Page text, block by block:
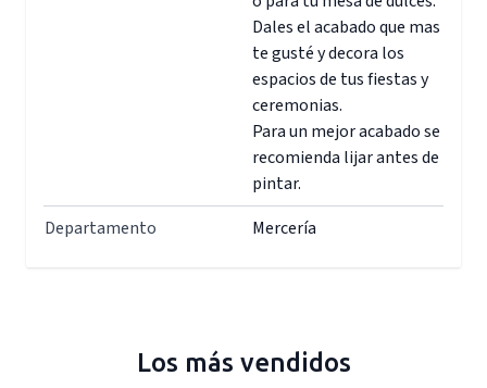
Dales el acabado que mas
te gusté y decora los
espacios de tus fiestas y
ceremonias.
Para un mejor acabado se
recomienda lijar antes de
pintar.
Departamento
Mercería
Los más vendidos